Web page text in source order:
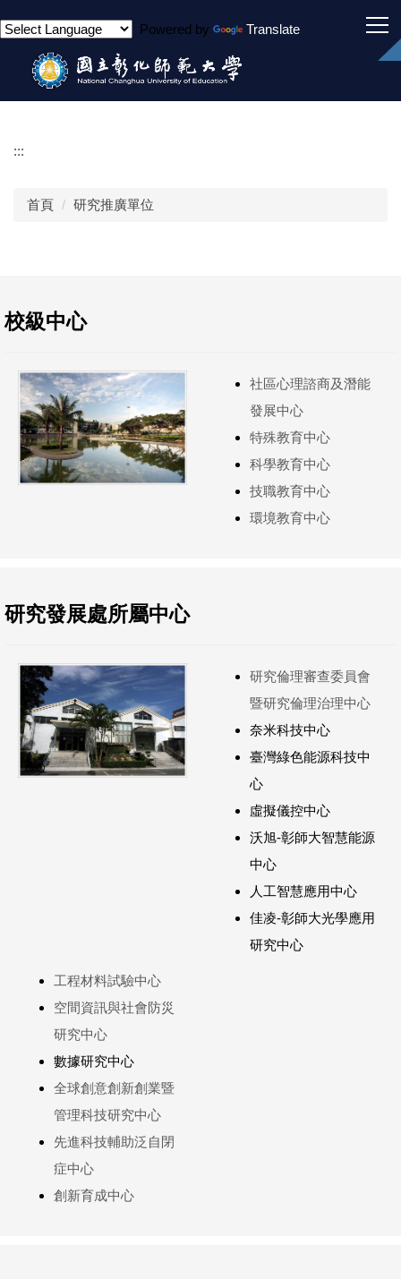
到
Powered by Translate
:::
首頁 研究推廣單位
校級中心
社區心理諮商及潛能
發展中心
特殊教育中心
科學教育中心
技職教育中心
環境教育中心
研究發展處所屬中心
研究倫理審查委員會
暨研究倫理治理中心
奈米科技中心
臺灣綠色能源科技中
心
虛擬儀控中心
沃旭-彰師大智慧能源
中心
人工智慧應用中心
佳凌-彰師大光學應用
研究中心
工程材料試驗中心
空間資訊與社會防災
研究中心
數據研究中心
全球創意創新創業暨
管理科技研究中心
先進科技輔助泛自閉
症中心
創新育成中心